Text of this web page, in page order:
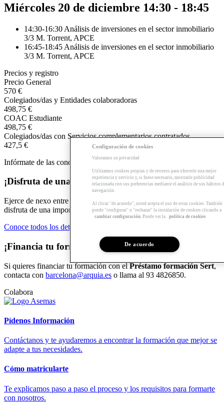
Miércoles 20 de diciembre 14:30 - 18:45
14:30-16:30 Análisis de inversiones en el sector inmobiliario
3/3 M. Torrent, APCE
16:45-18:45 Análisis de inversiones en el sector inmobiliario
3/3 M. Torrent, APCE
Precios y registro
Precio General
570 €
Colegiados/das y Entidades colaboradoras
498,75 €
COAC Estudiante
498,75 €
Colegiados/das con Servicios complementarios contratados
427,5 €
Infórmate de las condiciones de inscripción y matriculación
¡Disfruta de una beca si te haces delegado/da!
Ejerce de nexo entre la escuela, los docentes y tus compañeros y
disfruta de una importante beca para desarrollar estas tareas.
Conoce todos los detalles de la beca
¡Financia tu formación!
Si quieres financiar tu formación con elPréstamo formación Sert,
contacta con barcelona@arquia.es o llama al 93 4826850.
Colabora
Pídenos Información
Contáctanos y te ayudaremos a encontrar la formación que mejor se
adapte a tus necesidades.
Cómo matricularte
Te explicamos paso a paso el proceso y los requisitos para formarte
con nosotros.
Configuración de cookies
Valoramos su privacidad
Utilizamos cookies propias y de terceros para ofrecerle una mejor
experiencia y servicio y, si fuese necesario, mostrarle publicidad
relacionada con sus preferencias mediante el análisis de sus hábitos
navegación.
Al clicar "de acuerdo", usted acepta el uso de estas cookies. También
puede "configurar" o "rechazar" la instalación de cookies clicando a
cambiar configuración. Puede ver la política de cookies
De acuerdo